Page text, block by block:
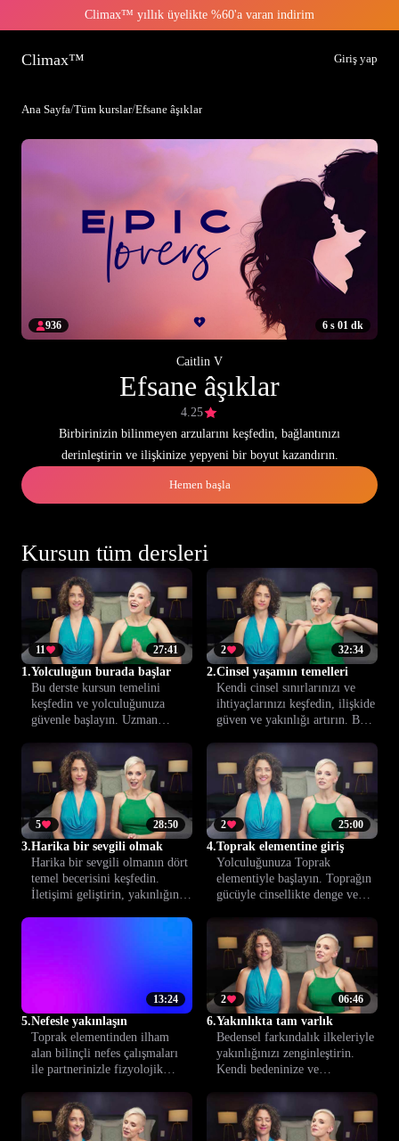
Climax™ yıllık üyelikte %60'a varan indirim
Climax™ Giriş yap
Ana Sayfa/Tüm kurslar/Efsane âşıklar
6 s 01 dk
936
Caitlin V
Efsane âşıklar
4.25
Birbirinizin bilinmeyen arzularını keşfedin, bağlantınızı
derinleştirin ve ilişkinize yepyeni bir boyut kazandırın.
Hemen başla
Kursun tüm dersleri
27:41
11
1.Yolculuğun burada başlar
Bu derste kursun temelini
keşfedin ve yolculuğunuza
güvenle başlayın. Uzman
ilişkiler konusunda bilgi dolu
bir deneyime adım atın.
32:34
2
2.Cinsel yaşamın temelleri
Kendi cinsel sınırlarınızı ve
ihtiyaçlarınızı keşfedin, ilişkide
güven ve yakınlığı artırın. Bu
birliktelik için sağlam bir temel
sunar.
28:50
5
3.Harika bir sevgili olmak
Harika bir sevgili olmanın dört
temel becerisini keşfedin.
İletişimi geliştirin, yakınlığınızı
25:00
2
4.Toprak elementine giriş
Yolculuğunuza Toprak
elementiyle başlayın. Toprağın
gücüyle cinsellikte denge ve
keyif ile bağlarınızı
derinleştirin.
13:24
5.Nefesle yakınlaşın
Toprak elementinden ilham
alan bilinçli nefes çalışmaları
ile partnerinizle fizyolojik
nefes yoluyla yakınlık
kurmanın pratik yollarını
öğreniyorsunuz.
06:46
2
6.Yakınlıkta tam varlık
Bedensel farkındalık ilkeleriyle
yakınlığınızı zenginleştirin.
Kendi bedeninize ve
odaklanarak daha derin bir bağ
kurmayı öğrenin.